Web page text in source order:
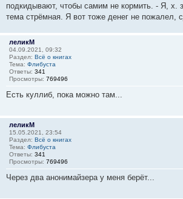
подкидывают, чтобы самим не кормить. - Я, х.
тема стрёмная. Я вот тоже денег не пожалел,
леликМ
04.09.2021, 09:32
Раздел: Всё о книгах
Тема: Флибуста
Ответы: 341
Просмотры: 769496
Есть куллиб, пока можно там...
леликМ
15.05.2021, 23:54
Раздел: Всё о книгах
Тема: Флибуста
Ответы: 341
Просмотры: 769496
Через два анонимайзера у меня берёт...